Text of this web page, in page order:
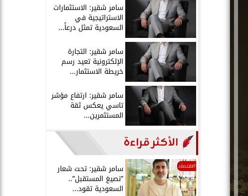
سامر شقير: الاستثمارات
الاستراتيجية في
السعودية تمثل درعاً...
سامر شقير: التجارة
الإلكترونية تعيد رسم
خريطة الاستثمار...
سامر شقير: ارتفاع مؤشر
تاسي يعكس ثقة
المستثمرين...
الأكثر قراءة
الاقتصاد سامر شقير: تحت شعار
”نصيغ المستقبل”..
السعودية تقود...